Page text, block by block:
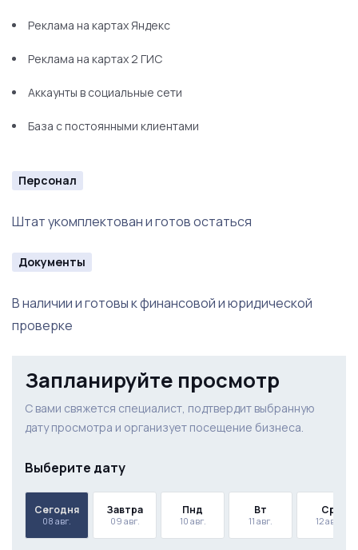
Реклама на картах Яндекс
Реклама на картах 2 ГИС
Аккаунты в социальные сети
База с постоянными клиентами
Персонал
Штат укомплектован и готов остаться
Документы
В наличии и готовы к финансовой и юридической
проверке
Запланируйте просмотр
С вами свяжется специалист, подтвердит выбранную
дату просмотра и организует посещение бизнеса.
Выберите дату
Сегодня
08 авг.
Завтра
09 авг.
Пнд
10 авг.
Вт
11 авг.
Ср
12 авг.